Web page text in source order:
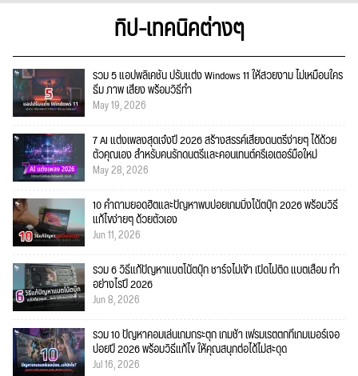
ทิป-เทคนิคต่างๆ
รวม 5 แอปพลิเคชัน ปรับแต่ง Windows 11 ให้สวยงาม ไม่เหมือนใคร
ธีม ภาพ เสียง พร้อมวิธีทำ
May 19, 2026
7 AI แต่งเพลงสุดเจ๋งปี 2026 สร้างสรรค์เสียงดนตรีง่ายๆ ได้ด้วย
ตัวคุณเอง สำหรับคนรักดนตรีและคอนเทนต์ครีเอเตอร์มือใหม่
May 28, 2026
10 คำถามยอดฮิตและปัญหาพบบ่อยเกมมิ่งโน้ตบุ๊ก 2026 พร้อมวิธี
แก้ไขง่ายๆ ด้วยตัวเอง
Jun 11, 2026
รวม 6 วิธีแก้ปัญหาแบตโน้ตบุ๊ก ชาร์จไม่เข้า เปิดไม่ติด แบตเสื่อม ทำ
อย่างไรปี 2026
Jun 8, 2026
รวม 10 ปัญหาคอมเล่นเกมกระตุก เกมช้า เฟรมเรตตกที่เกมเมอร์เจอ
บ่อยปี 2026 พร้อมวิธีแก้ไข ให้คุณสนุกต่อได้ไม่สะดุด
Jul 16, 2026